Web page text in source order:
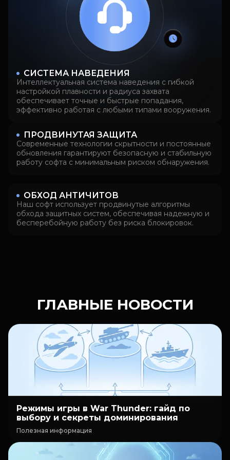
СИСТЕМА НАВЕДЕНИЯ
Интеллектуальная система наведения с гибкой
настройкой плавности и радиуса захвата
обеспечивает точные и быстрые попадания,
эффективно работая с любыми типами вооружения.
ПРОДВИНУТАЯ ЗАЩИТА
Современные технологии скрытности и постоянные
обновления гарантируют безопасную и стабильную
работу софта с минимальным риском обнаружения.
ОБХОД АНТИЧИТОВ
Наш софт использует продвинутые алгоритмы
обхода защитных систем, обеспечивая надежную и
бесперебойную работу без риска блокировок.
ГЛАВНЫЕ НОВОСТИ
Режимы игры в War Thunder: гайд по
выбору и секреты доминирования
Полезная информация